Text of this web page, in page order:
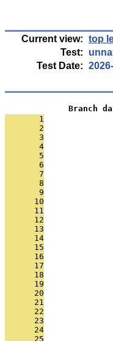
Current view: top
Test:
Test Date:
Branch
       1
       2
       3
       4
       5
       6
       7
       8
       9
      10
      11
      12
      13
      14
      15
      16
      17
      18
      19
      20
      21
      22
      23
      24
      25